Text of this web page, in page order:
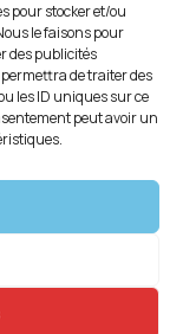
pour stocker et/ou
le faisons pour
des publicités
de traiter des
les ID uniques sur ce
peut avoir un